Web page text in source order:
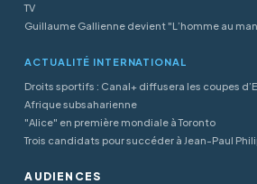
TV
Guillaume Gallienne devient "L’homme au
ACTUALITÉ INTERNATIONAL
Droits sportifs : Canal+ diffusera les coupes
Afrique subsaharienne
"Alice" en première mondiale à Toronto
Trois candidats pour succéder à Jean-Paul
AUDIENCES